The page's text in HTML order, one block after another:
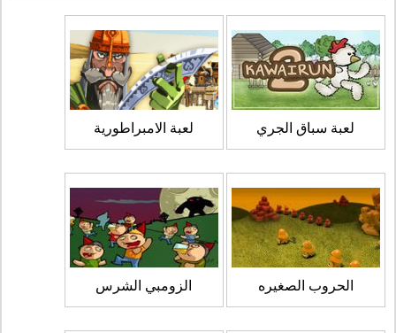
لعبة سباق الجري لعبة الامبراطورية
الحروب الصغيره الزومبي الشرس